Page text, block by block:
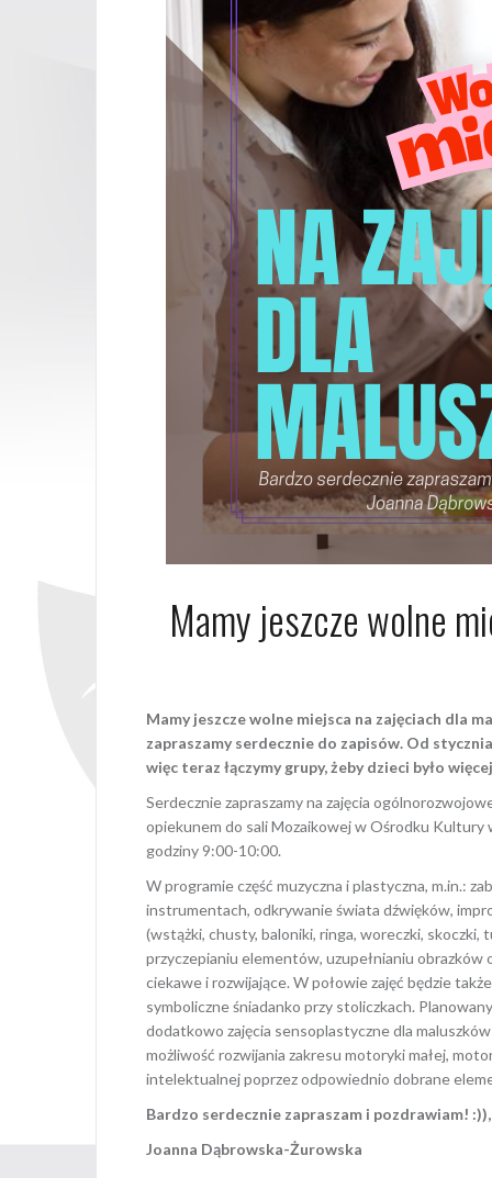
Mamy jeszcze wolne
Mamy jeszcze wolne miejsca na zajęciach dla
zapraszamy serdecznie do zapisów. Od
więc teraz łączymy grupy, żeby dzieci było
Serdecznie zapraszamy na zajęcia
opiekunem do sali Mozaikowej w Ośrodku Kultury
godziny 9:00-10:00.
W programie część muzyczna i plastyczna, m.in.:
instrumentach, odkrywanie świata dźwięków,
(wstążki, chusty, baloniki, ringa, woreczki,
przyczepianiu elementów, uzupełnianiu obrazków
ciekawe i rozwijające. W połowie zajęć będzie
symboliczne śniadanko przy stoliczkach.
dodatkowo zajęcia sensoplastyczne dla
możliwość rozwijania zakresu motoryki małej,
intelektualnej poprzez odpowiednio dobrane
Bardzo serdecznie zapraszam i pozdrawiam! :)),
Joanna Dąbrowska-Żurowska